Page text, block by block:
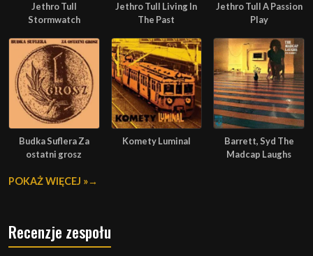
Jethro Tull
Stormwatch
Jethro Tull Living In
The Past
Jethro Tull A Passion
Play
Budka Suflera Za
ostatni grosz
Komety Luminal
Barrett, Syd The
Madcap Laughs
POKAŻ WIĘCEJ »
Recenzje zespołu